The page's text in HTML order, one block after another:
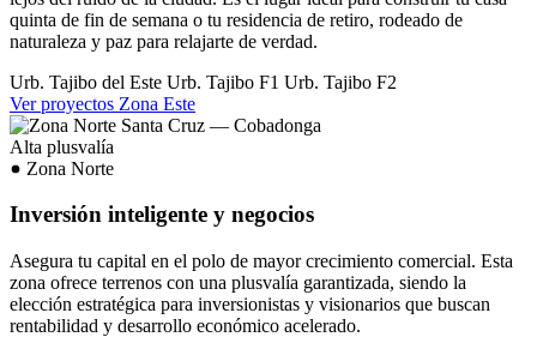
quinta de fin de semana o tu residencia de retiro, rodeado de
naturaleza y paz para relajarte de verdad.
Urb. Tajibo del Este Urb. Tajibo F1 Urb. Tajibo F2
Ver proyectos Zona Este
Alta plusvalía
Zona Norte
Inversión inteligente y negocios
Asegura tu capital en el polo de mayor crecimiento comercial. Esta
zona ofrece terrenos con una plusvalía garantizada, siendo la
elección estratégica para inversionistas y visionarios que buscan
rentabilidad y desarrollo económico acelerado.